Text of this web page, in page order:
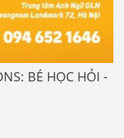
BÉ HỌC HỎI -